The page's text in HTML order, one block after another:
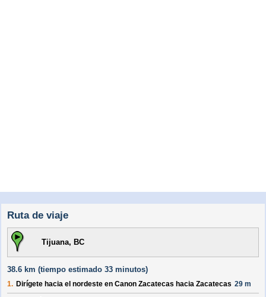
Ruta de viaje
Tijuana, BC
38.6 km (tiempo estimado 33 minutos)
1. Dirígete hacia el nordeste en Canon Zacatecas hacia Zacatecas 29 m